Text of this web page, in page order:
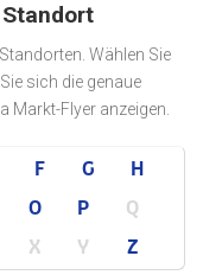
Wählen Sie
sich die genaue
Markt-Flyer anzeigen.
F G
H
O P
Q
X Y Z